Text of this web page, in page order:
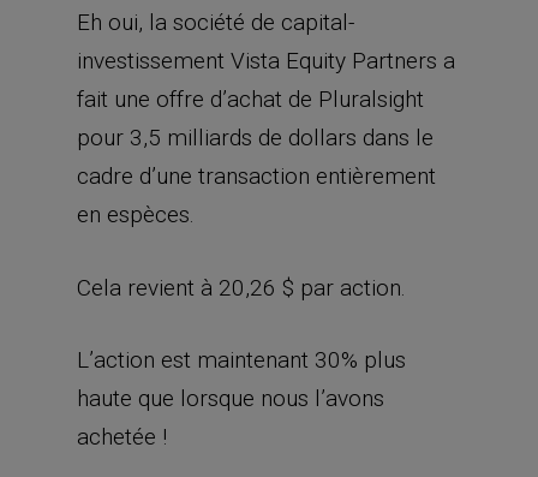
Eh oui, la société de capital-
investissement Vista Equity Partners a
fait une offre d’achat de Pluralsight
pour 3,5 milliards de dollars dans le
cadre d’une transaction entièrement
en espèces.
Cela revient à 20,26 $ par action.
L’action est maintenant 30% plus
haute que lorsque nous l’avons
achetée !